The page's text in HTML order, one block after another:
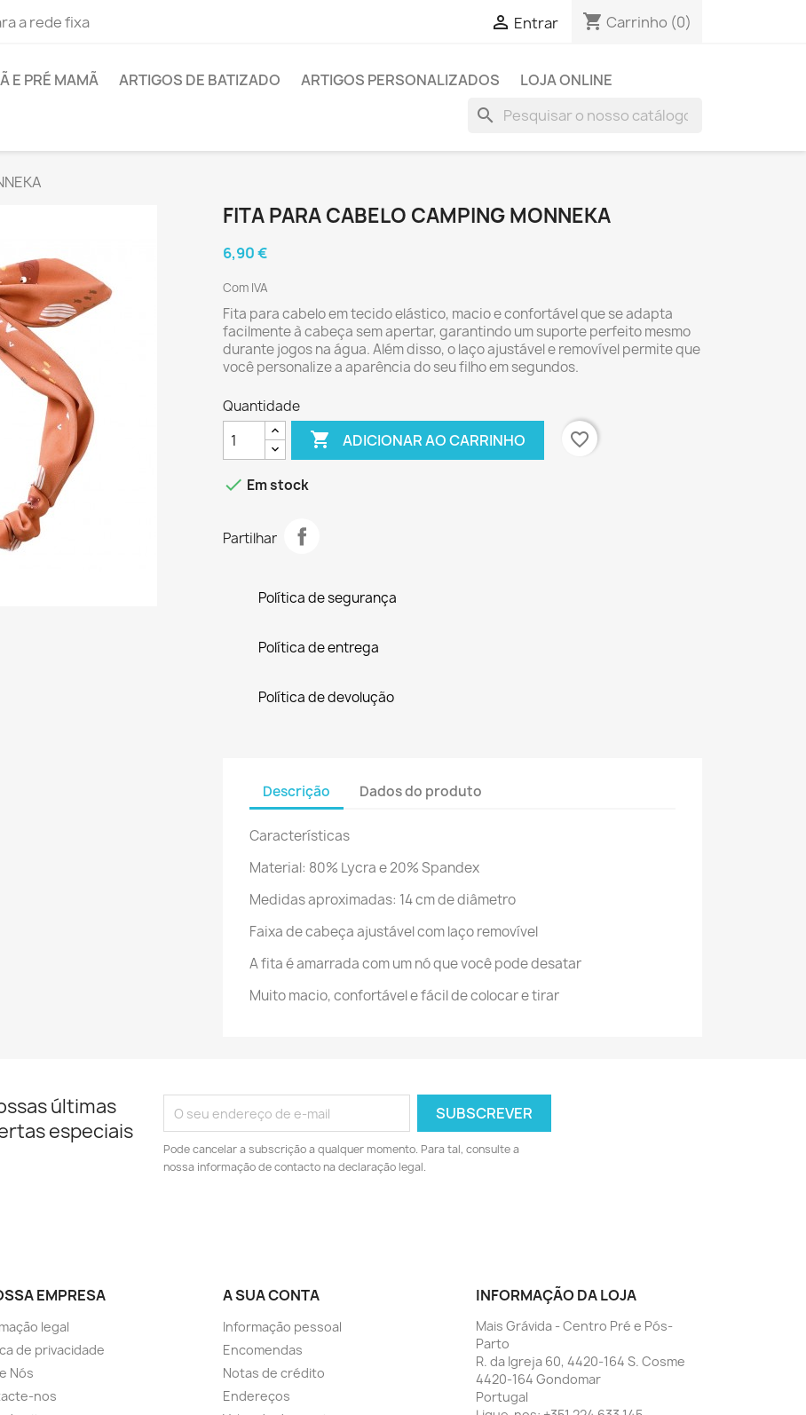
a rede fixa
 Entrar shopping_cart Carrinho (0)
E PRÉ MAMÃ ARTIGOS DE BATIZADO ARTIGOS PERSONALIZADOS LOJA ONLINE
search
FITA PARA CABELO CAMPING MONNEKA
6,90 €
Com IVA
Fita para cabelo em tecido elástico, macio e confortável que se adapta
facilmente à cabeça sem apertar, garantindo um suporte perfeito mesmo
durante jogos na água. Além disso, o laço ajustável e removível permite que
você personalize a aparência do seu filho em segundos.
Quantidade
 ADICIONAR AO CARRINHO favorite_border
 Em stock
Partilhar
Política de segurança
Política de entrega
Política de devolução
Descrição Dados do produto
Características
Material: 80% Lycra e 20% Spandex
Medidas aproximadas: 14 cm de diâmetro
Faixa de cabeça ajustável com laço removível
A fita é amarrada com um nó que você pode desatar
Muito macio, confortável e fácil de colocar e tirar
últimas
especiais
Pode cancelar a subscrição a qualquer momento. Para tal, consulte a
nossa informação de contacto na declaração legal.
EMPRESA
legal
de privacidade
Nós
nos
A SUA CONTA
Informação pessoal
Encomendas
Notas de crédito
Endereços
INFORMAÇÃO DA LOJA
Mais Grávida - Centro Pré e Pós-
Parto
R. da Igreja 60, 4420-164 S. Cosme
4420-164 Gondomar
Portugal